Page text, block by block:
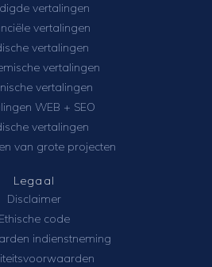
vertalingen
vertalingen
vertalingen
vertalingen
vertalingen
WEB + SEO
vertalingen
van grote projecten
Legaal
Disclaimer
Ethische code
indienstneming